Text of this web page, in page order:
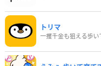
トリマ
一攫千金も狙える歩い